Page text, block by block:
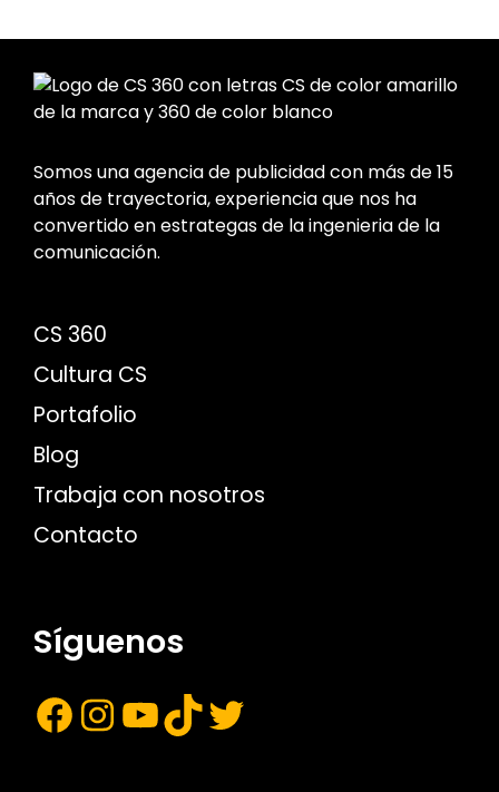
Somos una agencia de publicidad con más de 15
años de trayectoria, experiencia que nos ha
convertido en estrategas de la ingenieria de la
comunicación.
CS 360
Cultura CS
Portafolio
Blog
Trabaja con nosotros
Contacto
Síguenos